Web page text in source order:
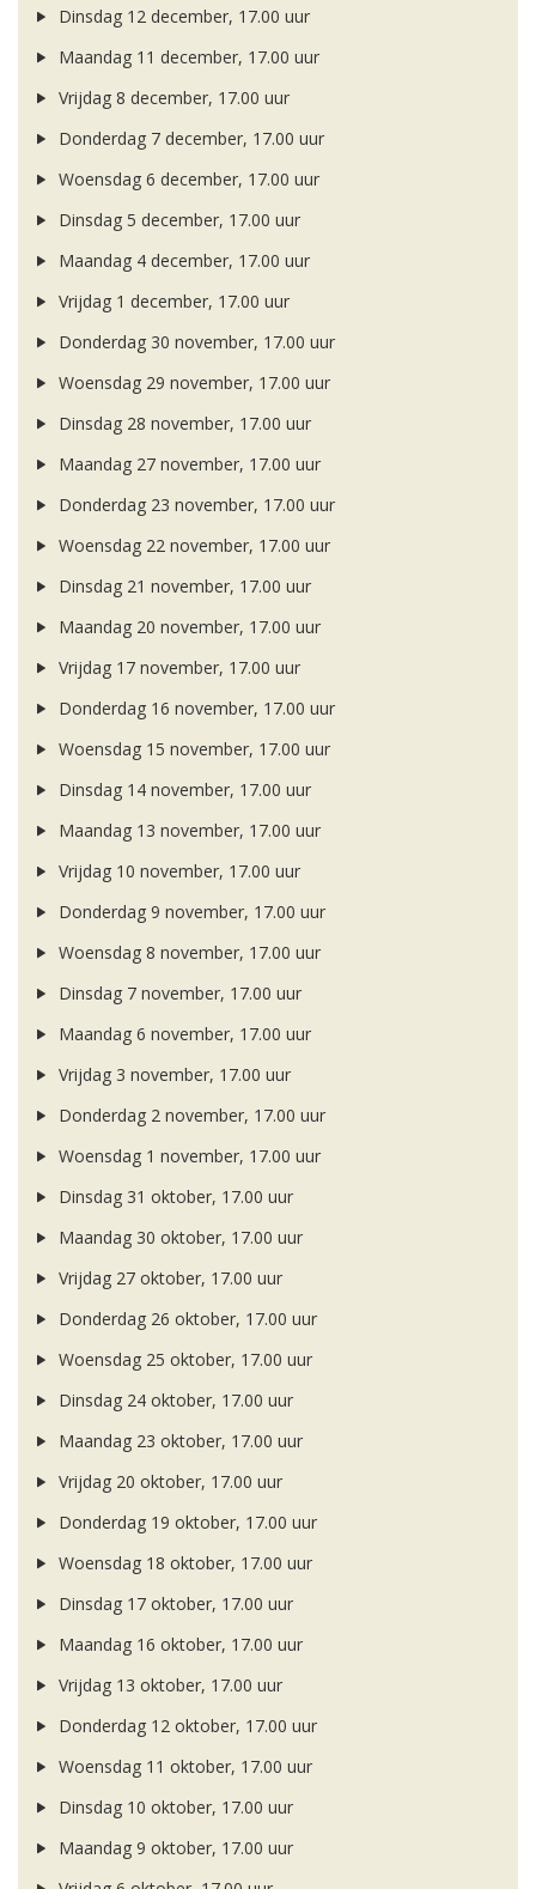
Dinsdag 12 december, 17.00 uur
Maandag 11 december, 17.00 uur
Vrijdag 8 december, 17.00 uur
Donderdag 7 december, 17.00 uur
Woensdag 6 december, 17.00 uur
Dinsdag 5 december, 17.00 uur
Maandag 4 december, 17.00 uur
Vrijdag 1 december, 17.00 uur
Donderdag 30 november, 17.00 uur
Woensdag 29 november, 17.00 uur
Dinsdag 28 november, 17.00 uur
Maandag 27 november, 17.00 uur
Donderdag 23 november, 17.00 uur
Woensdag 22 november, 17.00 uur
Dinsdag 21 november, 17.00 uur
Maandag 20 november, 17.00 uur
Vrijdag 17 november, 17.00 uur
Donderdag 16 november, 17.00 uur
Woensdag 15 november, 17.00 uur
Dinsdag 14 november, 17.00 uur
Maandag 13 november, 17.00 uur
Vrijdag 10 november, 17.00 uur
Donderdag 9 november, 17.00 uur
Woensdag 8 november, 17.00 uur
Dinsdag 7 november, 17.00 uur
Maandag 6 november, 17.00 uur
Vrijdag 3 november, 17.00 uur
Donderdag 2 november, 17.00 uur
Woensdag 1 november, 17.00 uur
Dinsdag 31 oktober, 17.00 uur
Maandag 30 oktober, 17.00 uur
Vrijdag 27 oktober, 17.00 uur
Donderdag 26 oktober, 17.00 uur
Woensdag 25 oktober, 17.00 uur
Dinsdag 24 oktober, 17.00 uur
Maandag 23 oktober, 17.00 uur
Vrijdag 20 oktober, 17.00 uur
Donderdag 19 oktober, 17.00 uur
Woensdag 18 oktober, 17.00 uur
Dinsdag 17 oktober, 17.00 uur
Maandag 16 oktober, 17.00 uur
Vrijdag 13 oktober, 17.00 uur
Donderdag 12 oktober, 17.00 uur
Woensdag 11 oktober, 17.00 uur
Dinsdag 10 oktober, 17.00 uur
Maandag 9 oktober, 17.00 uur